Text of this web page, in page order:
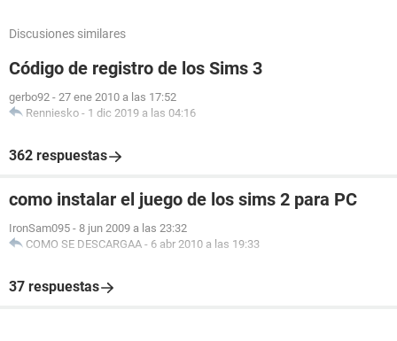
Discusiones similares
Código de registro de los Sims 3
gerbo92 - 27 ene 2010 a las 17:52
Renniesko - 1 dic 2019 a las 04:16
362 respuestas
como instalar el juego de los sims 2 para PC
IronSam095 - 8 jun 2009 a las 23:32
COMO SE DESCARGAA - 6 abr 2010 a las 19:33
37 respuestas